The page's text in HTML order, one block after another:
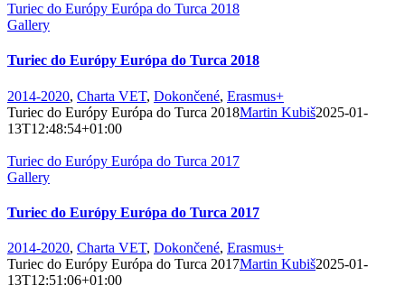
Turiec do Európy Európa do Turca 2018
Gallery
Turiec do Európy Európa do Turca 2018
2014-2020, Charta VET, Dokončené, Erasmus+
Turiec do Európy Európa do Turca 2018Martin Kubiš2025-01-
13T12:48:54+01:00
Turiec do Európy Európa do Turca 2017
Gallery
Turiec do Európy Európa do Turca 2017
2014-2020, Charta VET, Dokončené, Erasmus+
Turiec do Európy Európa do Turca 2017Martin Kubiš2025-01-
13T12:51:06+01:00